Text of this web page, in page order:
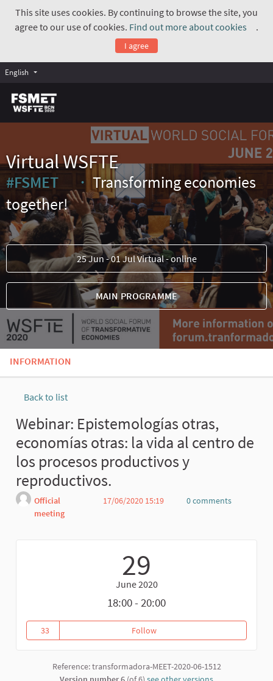
This site uses cookies. By continuing to browse the site, you
agree to our use of cookies. Find out more about cookies
.
I agree
English
Virtual WSFTE
#FSMET
(External link)
Transforming economies
together!
25 Jun - 01 Jul Virtual - online
MAIN PROGRAMME
INFORMATION
Back to list
Webinar: Epistemologías otras,
economías otras: la vida al centro de
los procesos productivos y
reproductivos.
Official
meeting
17/06/2020 15:19
0 comments
29
June 2020
18:00 - 20:00
33
33 followers
FollowWebinar: Epistemologías
Reference: transformadora-MEET-2020-06-1512